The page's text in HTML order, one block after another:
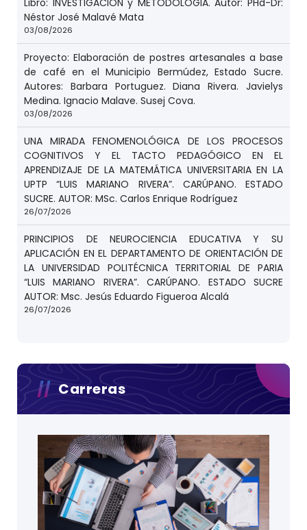
Néstor José Malavé Mata
03/08/2026
Proyecto: Elaboración de postres artesanales a base
de café en el Municipio Bermúdez, Estado Sucre.
Autores: Barbara Portuguez. Diana Rivera. Javielys
Medina. Ignacio Malave. Susej Cova.
03/08/2026
UNA MIRADA FENOMENOLÓGICA DE LOS PROCESOS
COGNITIVOS Y EL TACTO PEDAGÓGICO EN EL
APRENDIZAJE DE LA MATEMÁTICA UNIVERSITARIA EN LA
UPTP “LUIS MARIANO RIVERA”. CARÚPANO. ESTADO
SUCRE. AUTOR: MSc. Carlos Enrique Rodríguez
26/07/2026
PRINCIPIOS DE NEUROCIENCIA EDUCATIVA Y SU
APLICACIÓN EN EL DEPARTAMENTO DE ORIENTACIÓN DE
LA UNIVERSIDAD POLITÉCNICA TERRITORIAL DE PARIA
“LUIS MARIANO RIVERA”. CARÚPANO. ESTADO SUCRE
AUTOR: Msc. Jesús Eduardo Figueroa Alcalá
26/07/2026
Carreras